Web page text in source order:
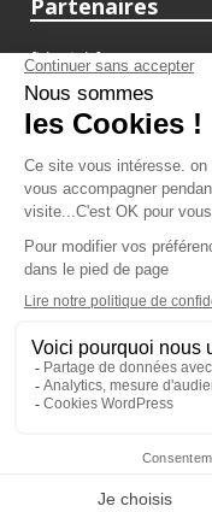
Partenaires
fiducial.fr
lyoncapitale.fr
olympique-et-
L'application
Les cookies
Gestion des cookies
Crédit
Noémie Halioua